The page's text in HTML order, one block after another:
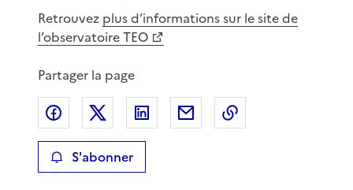
Retrouvez plus d’informations sur le site de
l’observatoire TEO
Partager la page
Partager sur Facebook
Partager sur XPartager sur LinkedIn
Partager par email
S'abonner